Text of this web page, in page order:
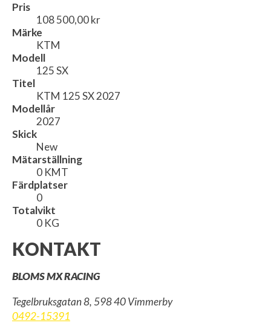
Pris
108 500,00 kr
Märke
KTM
Modell
125 SX
Titel
KTM 125 SX 2027
Modellår
2027
Skick
New
Mätarställning
0 KMT
Färdplatser
0
Totalvikt
0 KG
KONTAKT
BLOMS MX RACING
Tegelbruksgatan 8, 598 40 Vimmerby
0492-15391